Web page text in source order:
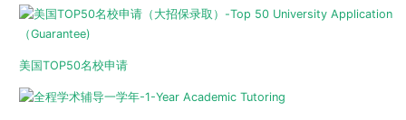
美国TOP50名校申请